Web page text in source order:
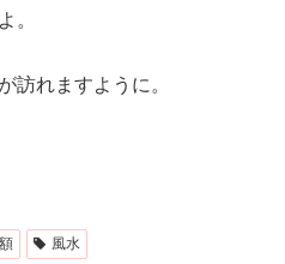
。
訪れますように。
風水